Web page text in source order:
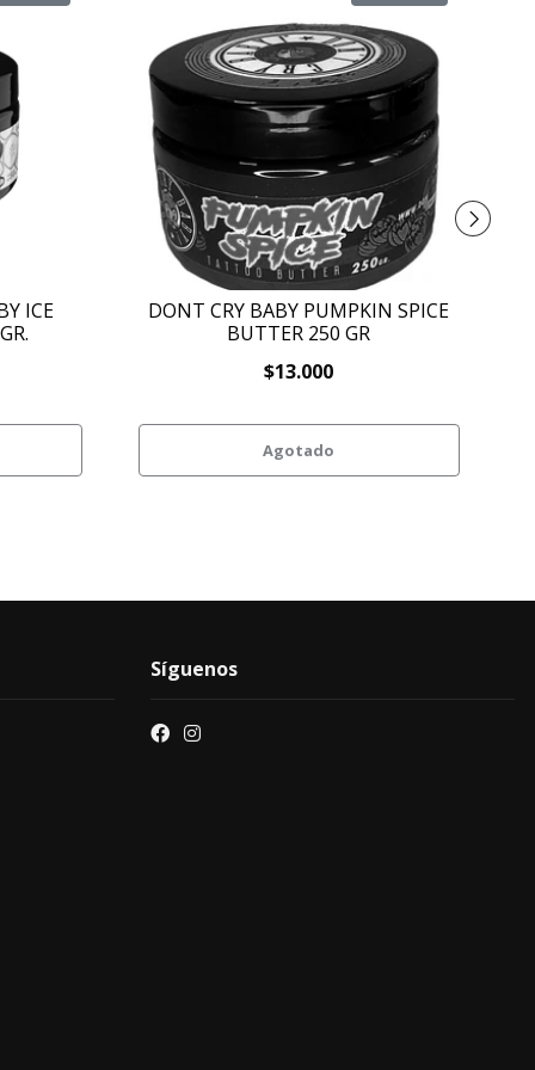
ICE
DONT CRY BABY PUMPKIN SPICE
BUTTER 250 GR
$13.000
Agotado
Síguenos